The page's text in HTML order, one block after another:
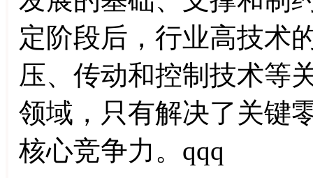
定阶段后，行业高技术
压、传动和控制技术等
领域，只有解决了关键
核心竞争力。qqq